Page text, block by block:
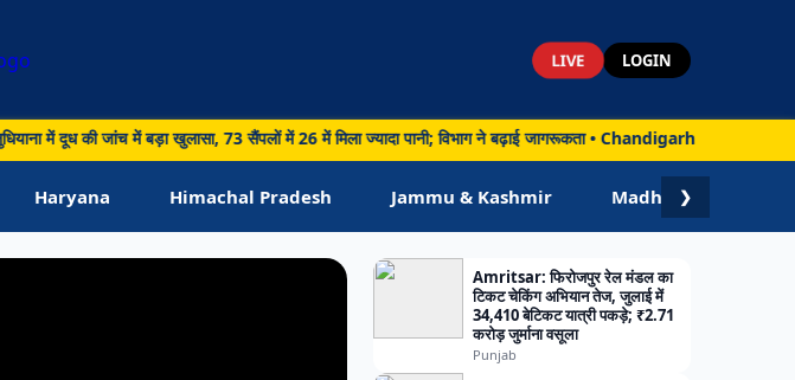
LIVE LOGIN
की जांच में बड़ा खुलासा, 73 सैंपलों में 26 में मिला ज्यादा पानी; विभाग ने बढ़ाई जागरूकता • Chandigarh: राहुल गांधी ने
Haryana Himachal Pradesh Jammu & Kashmir Madhya Pradesh
❯
Amritsar: फिरोजपुर रेल मंडल का
टिकट चेकिंग अभियान तेज, जुलाई में
34,410 बेटिकट यात्री पकड़े; ₹2.71
करोड़ जुर्माना वसूला
Punjab